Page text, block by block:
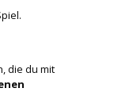
die du mit